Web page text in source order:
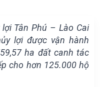
Tân Phú – Lào Cai
lợi được vận hành
ha đất canh tác
cho hơn 125.000 hộ